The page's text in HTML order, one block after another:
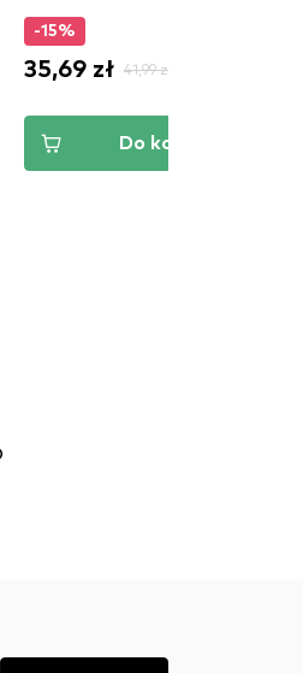
-15%
35,69 zł 41,99 zł
Do koszyka